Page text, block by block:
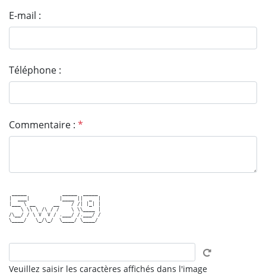
E-mail :
Téléphone :
Commentaire : *
|___ \ __      __    / /| |_| |
    \ \\ \ /\ / /    \ \\____ |
/\__/ / \ V  V / .___/ /.___/ /
\____/   \_/\_/  \____/ \____/
Veuillez saisir les caractères affichés dans l'image